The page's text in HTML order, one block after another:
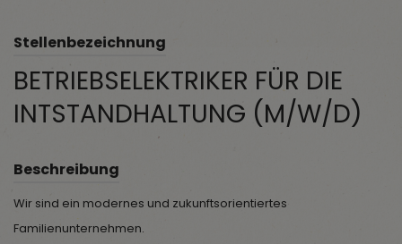
Stellenbezeichnung
BETRIEBSELEKTRIKER FÜR DIE
INTSTANDHALTUNG (M/W/D)
Beschreibung
Wir sind ein modernes und zukunftsorientiertes
Familienunternehmen.